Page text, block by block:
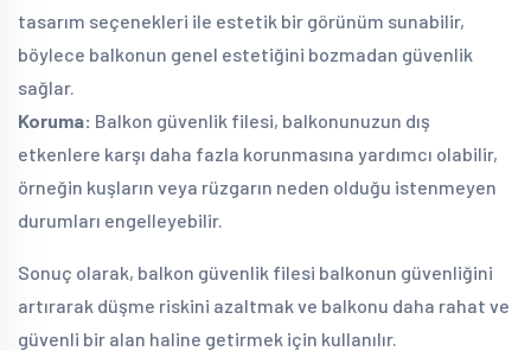
tasarım seçenekleri ile estetik bir görünüm sunabilir,
böylece balkonun genel estetiğini bozmadan güvenlik
sağlar.
Koruma: Balkon güvenlik filesi, balkonunuzun dış
etkenlere karşı daha fazla korunmasına yardımcı olabilir,
örneğin kuşların veya rüzgarın neden olduğu istenmeyen
durumları engelleyebilir.
Sonuç olarak, balkon güvenlik filesi balkonun güvenliğini
artırarak düşme riskini azaltmak ve balkonu daha rahat ve
güvenli bir alan haline getirmek için kullanılır.